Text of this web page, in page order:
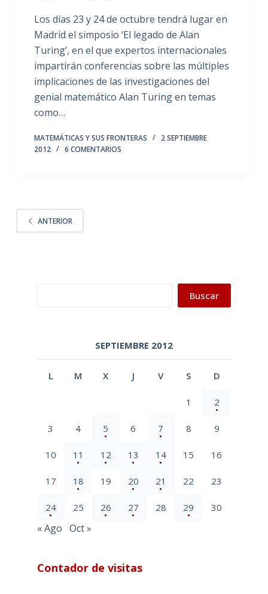
Los días 23 y 24 de octubre tendrá lugar en
Madrid el simposio ‘El legado de Alan
Turing’, en el que expertos internacionales
impartirán conferencias sobre las múltiples
implicaciones de las investigaciones del
genial matemático Alan Turing en temas
como…
MATEMÁTICAS Y SUS FRONTERAS
2 SEPTIEMBRE
2012
6 COMENTARIOS
ANTERIOR
Buscar
SEPTIEMBRE 2012
L M X J V S D
1 2
3 4 5 6 7 8 9
10 11 12 13 14 15 16
17 18 19 20 21 22 23
24 25 26 27 28 29 30
« Ago Oct »
Contador de visitas